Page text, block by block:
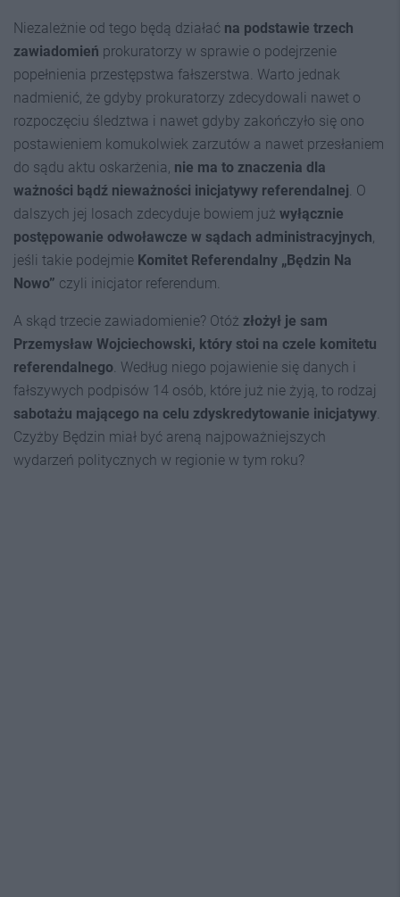
Niezależnie od tego będą działać na podstawie trzech
zawiadomień prokuratorzy w sprawie o podejrzenie
popełnienia przestępstwa fałszerstwa. Warto jednak
nadmienić, że gdyby prokuratorzy zdecydowali nawet o
rozpoczęciu śledztwa i nawet gdyby zakończyło się ono
postawieniem komukolwiek zarzutów a nawet przesłaniem
do sądu aktu oskarżenia, nie ma to znaczenia dla
ważności bądź nieważności inicjatywy referendalnej. O
dalszych jej losach zdecyduje bowiem już wyłącznie
postępowanie odwoławcze w sądach administracyjnych,
jeśli takie podejmie Komitet Referendalny „Będzin Na
Nowo” czyli inicjator referendum.
A skąd trzecie zawiadomienie? Otóż złożył je sam
Przemysław Wojciechowski, który stoi na czele komitetu
referendalnego. Według niego pojawienie się danych i
fałszywych podpisów 14 osób, które już nie żyją, to rodzaj
sabotażu mającego na celu zdyskredytowanie inicjatywy.
Czyżby Będzin miał być areną najpoważniejszych
wydarzeń politycznych w regionie w tym roku?